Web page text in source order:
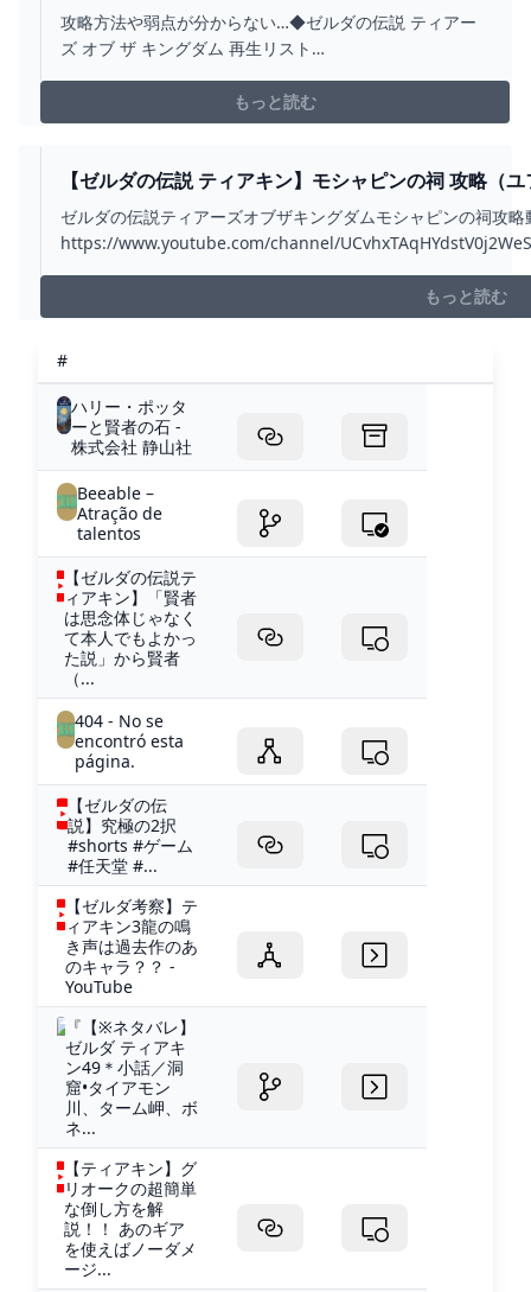
で瘴気の手から逃げまくれ!!ティアキン最速実況
PART10【ゼルダの伝説 ティアーズ オブ ザ キング
攻略方法や弱点が分からない…◆ゼルダの伝説 ティアー
ズ オブ ザ キングダム 再生リスト
list=PLSszGF__n8Ssi1wn8WlhjWto075w6yARn◆ゼルダ
の伝説 ブレス オブ ザ ワイルド 再生リスト
もっと読む
【ゼルダの伝説 ティアキン】モシャピンの祠 攻略（
YOUTUBE
ゼルダの伝説ティアーズオブザキングダムモシャピンの祠攻
https://www.youtube.com/channel/
もっと読む
#
ハリー・ポッタ
ーと賢者の石 -
株式会社 静山社
Beeable –
Atração de
talentos
【ゼルダの伝説テ
ィアキン】「賢者
は思念体じゃなく
て本人でもよかっ
た説」から賢者
（...
404 - No se
encontró esta
página.
【ゼルダの伝
説】究極の2択
#shorts #ゲーム
#任天堂 #...
【ゼルダ考察】テ
ィアキン3龍の鳴
き声は過去作のあ
のキャラ？？ -
YouTube
『【※ネタバレ】
ゼルダ ティアキ
ン49＊小話／洞
窟•タイアモン
川、ターム岬、ボ
ネ...
【ティアキン】グ
リオークの超簡単
な倒し方を解
説！！ あのギア
を使えばノーダメ
ージ...